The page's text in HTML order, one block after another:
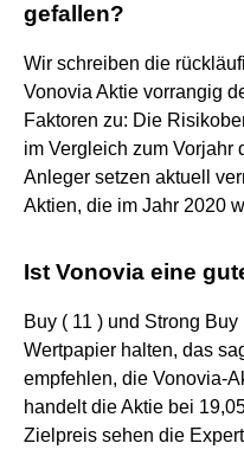
gefallen?
Wir schreiben die
Vonovia Aktie vorrangig
Faktoren zu: Die
im Vergleich zum Vorjahr
Anleger setzen aktuell
Aktien, die im Jahr 2020
Ist Vonovia eine
Buy ( 11 ) und Strong
Wertpapier halten, das
empfehlen, die Vonovia-
handelt die Aktie bei
Zielpreis sehen die